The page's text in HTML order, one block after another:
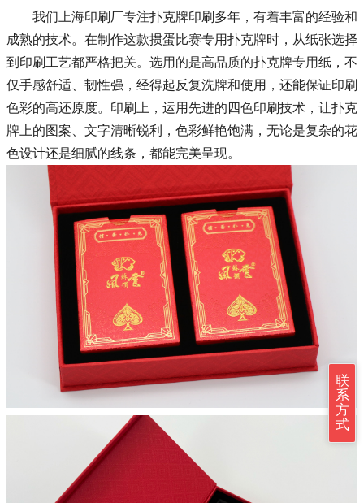
我们上海印刷厂专注扑克牌印刷多年，有着丰富的经验和
成熟的技术。在制作这款掼蛋比赛专用扑克牌时，从纸张选择
到印刷工艺都严格把关。选用的是高品质的扑克牌专用纸，不
仅手感舒适、韧性强，经得起反复洗牌和使用，还能保证印刷
色彩的高还原度。印刷上，运用先进的四色印刷技术，让扑克
牌上的图案、文字清晰锐利，色彩鲜艳饱满，无论是复杂的花
色设计还是细腻的线条，都能完美呈现。
联
系
方
式